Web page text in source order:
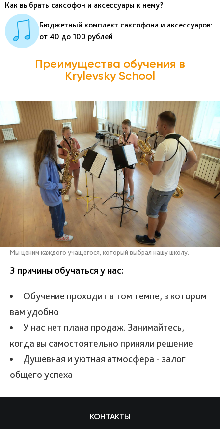
Как выбрать саксофон и аксессуары к нему?
Бюджетный комплект саксофона и аксессуаров:
от 40 до 100 рублей
Преимущества обучения в
Krylevsky School
Мы ценим каждого учащегося, который выбрал нашу школу.
3 причины обучаться у нас:
Обучение проходит в том темпе, в котором
вам удобно
У нас нет плана продаж. Занимайтесь,
когда вы самостоятельно приняли решение
Душевная и уютная атмосфера - залог
общего успеха
КОНТАКТЫ